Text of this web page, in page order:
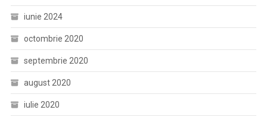
iunie 2024
octombrie 2020
septembrie 2020
august 2020
iulie 2020